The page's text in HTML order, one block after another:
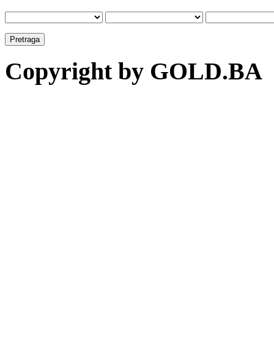
Copyright by GOLD.BA